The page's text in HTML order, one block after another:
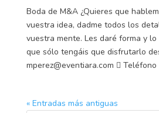
Boda de M&A ¿Quieres que
vuestra idea, dadme todos los
vuestra mente. Les daré forma y
que sólo tengáis que disfrutarlo
mperez@eventiara.com  Teléfono
« Entradas más antiguas